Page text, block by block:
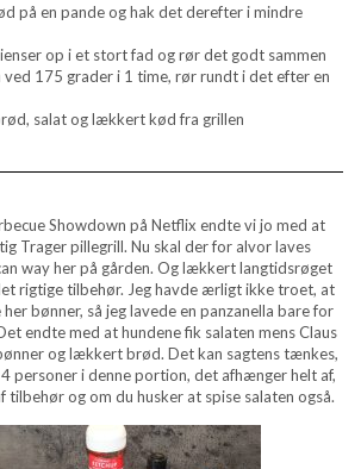
på en pande og hak det derefter i mindre
op i et stort fad og rør det godt sammen
175 grader i 1 time, rør rundt i det efter en
salat og lækkert kød fra grillen
Showdown på Netflix endte vi jo med at
Trager pillegrill. Nu skal der for alvor laves
way her på gården. Og lækkert langtidsrøget
rigtige tilbehør. Jeg havde ærligt ikke troet, at
bønner, så jeg lavede en panzanella bare for
endte med at hundene fik salaten mens Claus
og lækkert brød. Det kan sagtens tænkes,
personer i denne portion, det afhænger helt af,
tilbehør og om du husker at spise salaten også.